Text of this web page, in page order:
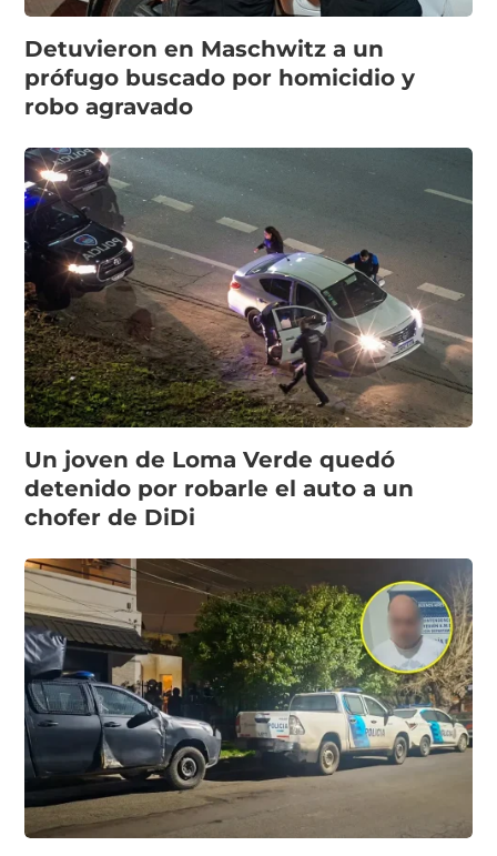
Detuvieron en Maschwitz a un
prófugo buscado por homicidio y
robo agravado
Un joven de Loma Verde quedó
detenido por robarle el auto a un
chofer de DiDi